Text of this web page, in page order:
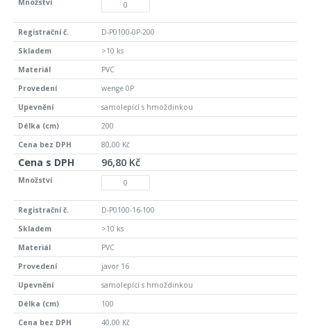
D-P0100-0P-200
>10 ks
PVC
wenge 0P
samolepící s hmoždinkou
200
80,00 Kč
96,80 Kč
D-P0100-16-100
>10 ks
PVC
javor 16
samolepící s hmoždinkou
100
40,00 Kč